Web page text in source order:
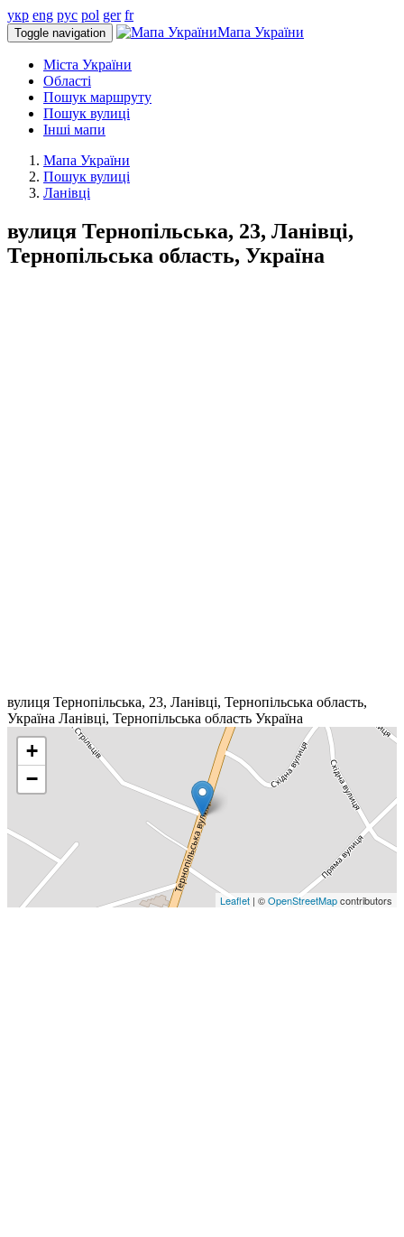
укр eng рус pol ger fr
Toggle navigation Мапа України
Міста України
Області
Пошук маршруту
Пошук вулиці
Інші мапи
Мапа України
Пошук вулиці
Ланівці
вулиця Тернопільська, 23, Ланівці,
Тернопільська область, Україна
вулиця Тернопільська, 23, Ланівці, Тернопільська область,
Україна Ланівці, Тернопільська область Україна
+
−
Leaflet | ©OpenStreetMapcontributors